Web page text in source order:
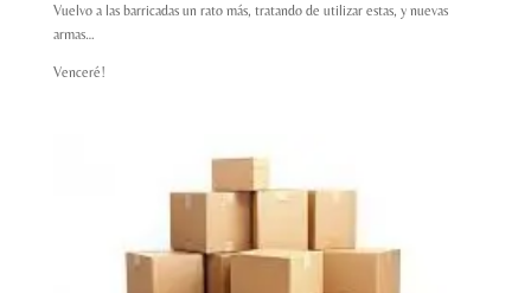
Vuelvo a las barricadas un rato más, tratando de utilizar estas, y nuevas
armas…
Venceré!